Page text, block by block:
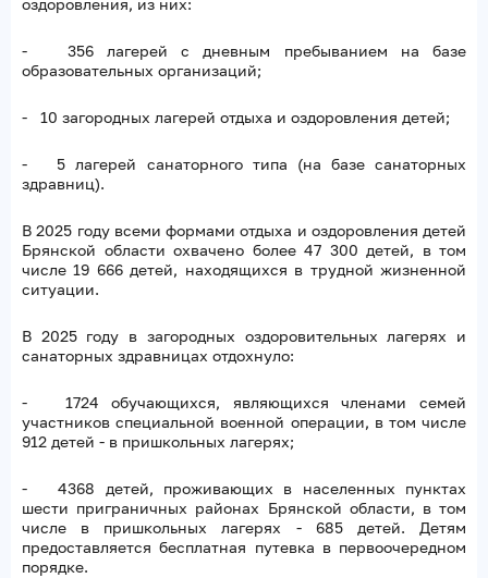
оздоровления, из них:
- 356 лагерей с дневным пребыванием на базе
образовательных организаций;
- 10 загородных лагерей отдыха и оздоровления детей;
- 5 лагерей санаторного типа (на базе санаторных
здравниц).
В 2025 году всеми формами отдыха и оздоровления детей
Брянской области охвачено более 47 300 детей, в том
числе 19 666 детей, находящихся в трудной жизненной
ситуации.
В 2025 году в загородных оздоровительных лагерях и
санаторных здравницах отдохнуло:
- 1724 обучающихся, являющихся членами семей
участников специальной военной операции, в том числе
912 детей - в пришкольных лагерях;
- 4368 детей, проживающих в населенных пунктах
шести приграничных районах Брянской области, в том
числе в пришкольных лагерях - 685 детей. Детям
предоставляется бесплатная путевка в первоочередном
порядке.